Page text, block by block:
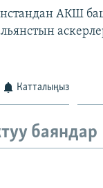
АКШ
Катталыңыз
баяндар